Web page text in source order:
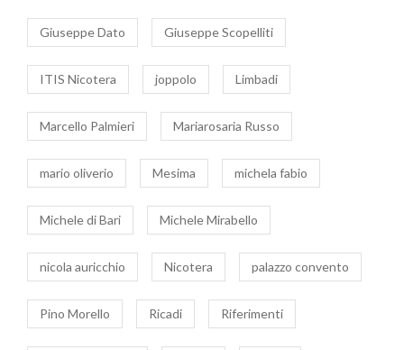
Giuseppe Dato Giuseppe Scopelliti
ITIS Nicotera joppolo Limbadi
Marcello Palmieri Mariarosaria Russo
mario oliverio Mesima michela fabio
Michele di Bari Michele Mirabello
nicola auricchio Nicotera palazzo convento
Pino Morello Ricadi Riferimenti